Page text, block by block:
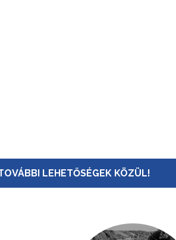
LEHETŐSÉGEK KÖZÜL!